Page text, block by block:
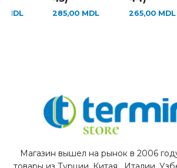
MDL 285,00 MDL 265,00 MDL
Магазин вышел на рынок в 2006